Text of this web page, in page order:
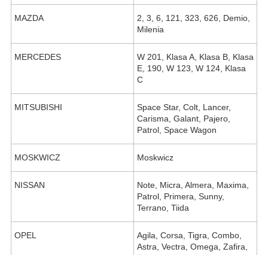
MAZDA
2, 3, 6, 121, 323, 626, Demio,
Milenia
MERCEDES
W 201, Klasa A, Klasa B, Klasa
E, 190, W 123, W 124, Klasa
C
MITSUBISHI
Space Star, Colt, Lancer,
Carisma, Galant, Pajero,
Patrol, Space Wagon
MOSKWICZ Moskwicz
NISSAN
Note, Micra, Almera, Maxima,
Patrol, Primera, Sunny,
Terrano, Tiida
OPEL
Agila, Corsa, Tigra, Combo,
Astra, Vectra, Omega, Zafira,